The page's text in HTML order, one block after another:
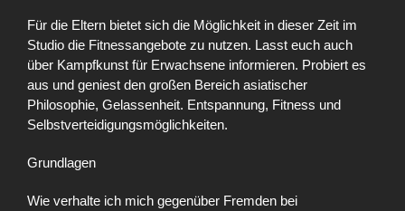
Für die Eltern bietet sich die Möglichkeit in dieser Zeit im
Studio die Fitnessangebote zu nutzen. Lasst euch auch
über Kampfkunst für Erwachsene informieren. Probiert es
aus und geniest den großen Bereich asiatischer
Philosophie, Gelassenheit. Entspannung, Fitness und
Selbstverteidigungsmöglichkeiten.
Grundlagen
Wie verhalte ich mich gegenüber Fremden bei